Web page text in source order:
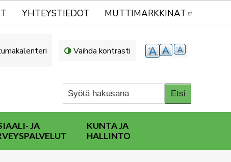
YHTEYSTIEDOT MUTTIMARKKINAT
Vaihda kontrasti
JA
KUNTA JA
HALLINTO